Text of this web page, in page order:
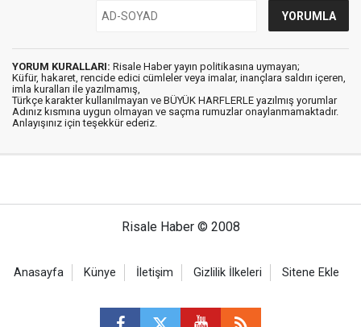
YORUM KURALLARI: Risale Haber yayın politikasına uymayan;
Küfür, hakaret, rencide edici cümleler veya imalar, inançlara saldırı içeren,
imla kuralları ile yazılmamış,
Türkçe karakter kullanılmayan ve BÜYÜK HARFLERLE yazılmış yorumlar
Adınız kısmına uygun olmayan ve saçma rumuzlar onaylanmamaktadır.
Anlayışınız için teşekkür ederiz.
Risale Haber © 2008
Anasayfa Künye İletişim Gizlilik İlkeleri Sitene Ekle